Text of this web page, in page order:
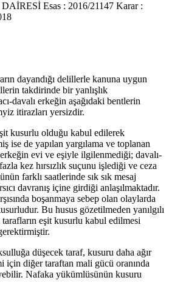
Esas : 2016/21147 Karar :
dayandığı delillerle kanuna uygun
takdirinde bir yanlışlık
davalı erkeğin aşağıdaki bentlerin
itirazları yersizdir.
kusurlu olduğu kabul edilerek
ise de yapılan yargılama ve toplanan
evi ve eşiyle ilgilenmediği; davalı-
kez hırsızlık suçunu işlediği ve ceza
farklı saatlerinde sık sık mesaj
davranış içine girdiği anlaşılmaktadır.
boşanmaya sebep olan olaylarda
Bu husus gözetilmeden yanılgılı
eşit kusurlu kabul edilmesi
düşecek taraf, kusuru daha ağır
için diğer taraftan mali gücü oranında
Nafaka yükümlüsünün kusuru